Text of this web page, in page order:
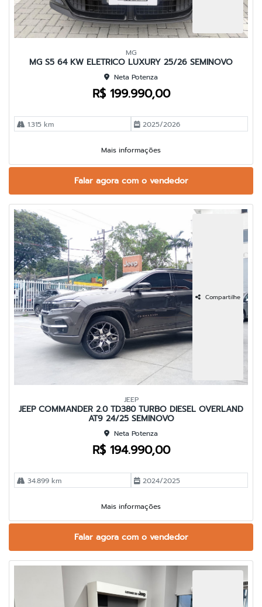
MG
MG S5 64 KW ELETRICO LUXURY 25/26 SEMINOVO
Neta Potenza
R$ 199.990,00
1.315 km 2025/2026
Mais informações
Falar agora com o vendedor
Compartilhe
JEEP
JEEP COMMANDER 2.0 TD380 TURBO DIESEL OVERLAND
AT9 24/25 SEMINOVO
Neta Potenza
R$ 194.990,00
34.899 km 2024/2025
Mais informações
Falar agora com o vendedor